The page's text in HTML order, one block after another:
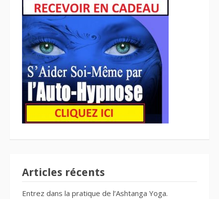
Articles récents
Entrez dans la pratique de l’Ashtanga Yoga.